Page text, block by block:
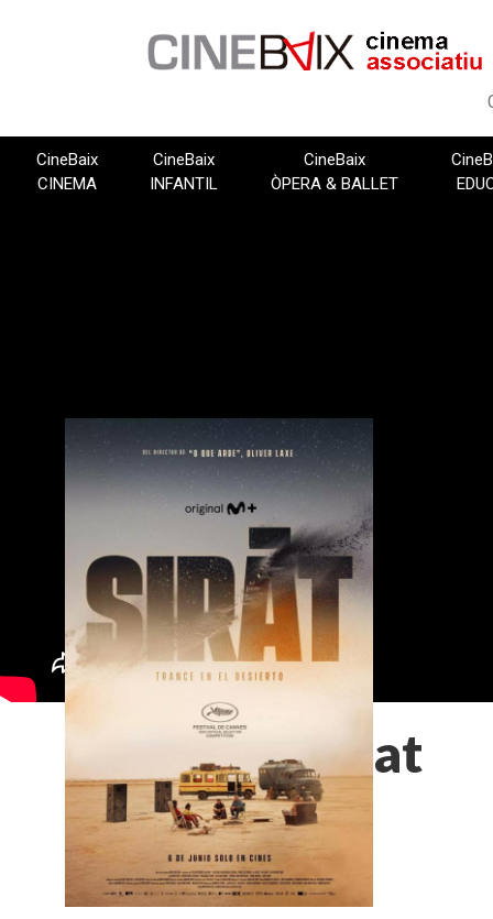
CineBaix
CINEMA
CineBaix
INFANTIL
CineBaix
ÒPERA & BALLET
Sirat